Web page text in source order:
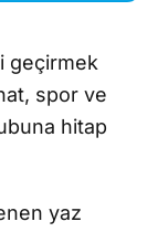
geçirmek
spor ve
hitap
yaz